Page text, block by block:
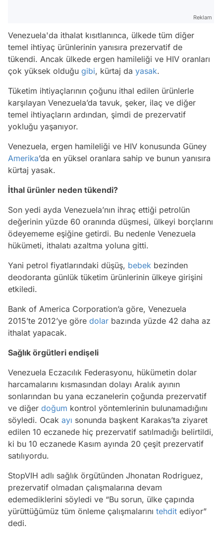
Reklam
Venezuela'da ithalat kısıtlanınca, ülkede tüm diğer
temel ihtiyaç ürünlerinin yanısıra prezervatif de
tükendi. Ancak ülkede ergen hamileliği ve HIV oranları
çok yüksek olduğu gibi, kürtaj da yasak.
Tüketim ihtiyaçlarının çoğunu ithal edilen ürünlerle
karşılayan Venezuela’da tavuk, şeker, ilaç ve diğer
temel ihtiyaçların ardından, şimdi de prezervatif
yokluğu yaşanıyor.
Venezuela, ergen hamileliği ve HIV konusunda Güney
Amerika’da en yüksel oranlara sahip ve bunun yanısıra
kürtaj yasak.
İthal ürünler neden tükendi?
Son yedi ayda Venezuela’nın ihraç ettiği petrolün
değerinin yüzde 60 oranında düşmesi, ülkeyi borçlarını
ödeyememe eşiğine getirdi. Bu nedenle Venezuela
hükümeti, ithalatı azaltma yoluna gitti.
Yani petrol fiyatlarındaki düşüş, bebek bezinden
deodoranta günlük tüketim ürünlerinin ülkeye girişini
etkiledi.
Bank of America Corporation’a göre, Venezuela
2015’te 2012’ye göre dolar bazında yüzde 42 daha az
ithalat yapacak.
Sağlık örgütleri endişeli
Venezuela Eczacılık Federasyonu, hükümetin dolar
harcamalarını kısmasından dolayı Aralık ayının
sonlarından bu yana eczanelerin çoğunda prezervatif
ve diğer doğum kontrol yöntemlerinin bulunamadığını
söyledi. Ocak ayı sonunda başkent Karakas’ta ziyaret
edilen 10 eczanede hiç prezervatif satılmadığı belirtildi,
ki bu 10 eczanede Kasım ayında 20 çeşit prezervatif
satılıyordu.
StopVIH adlı sağlık örgütünden Jhonatan Rodriguez,
prezervatif olmadan çalışmalarına devam
edemediklerini söyledi ve “Bu sorun, ülke çapında
yürüttüğümüz tüm önleme çalışmalarını tehdit ediyor”
dedi.